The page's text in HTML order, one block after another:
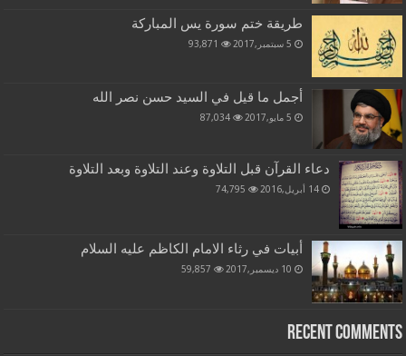
طريقة ختم سورة يس المباركة
5 سبتمبر,2017 93,871
أجمل ما قيل في السيد حسن نصر الله
5 مايو,2017 87,034
دعاء القرآن قبل التلاوة وعند التلاوة وبعد التلاوة
14 أبريل,2016 74,795
أبيات في رثاء الامام الكاظم عليه السلام
10 ديسمبر,2017 59,857
Recent Comments